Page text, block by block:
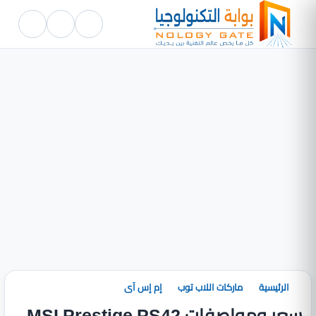
الرئيسية ماركات اللاب توب إم إس آى